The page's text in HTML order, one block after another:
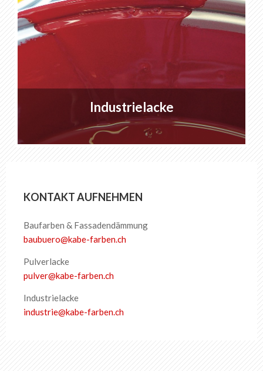
Industrielacke
KONTAKT AUFNEHMEN
Baufarben & Fassadendämmung
baubuero@kabe-farben.ch
Pulverlacke
pulver@kabe-farben.ch
Industrielacke
industrie@kabe-farben.ch